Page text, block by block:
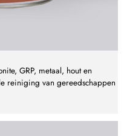
GRP, metaal, hout en
reiniging van gereedschappen